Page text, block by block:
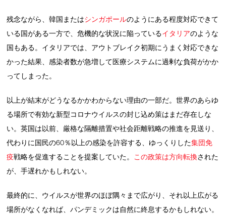
残念ながら、韓国またはシンガポールのようにある程度対応できて
いる国がある一方で、危機的な状況に陥っているイタリアのような
国もある。イタリアでは、アウトブレイク初期にうまく対応できな
かった結果、感染者数が急増して医療システムに過剰な負荷がかか
ってしまった。
以上が結末がどうなるかかわからない理由の一部だ。世界のあらゆ
る場所で有効な新型コロナウイルスの封じ込め策はまだ存在しな
い。英国は以前、厳格な隔離措置や社会距離戦略の推進を見送り、
代わりに国民の60％以上の感染を許容する、ゆっくりした集団免
疫戦略を促進することを提案していた。 この政策は方向転換された
が、手遅れかもしれない。
最終的に、ウイルスが世界のほぼ隅々まで広がり、それ以上広がる
場所がなくなれば、パンデミックは自然に終息するかもしれない。